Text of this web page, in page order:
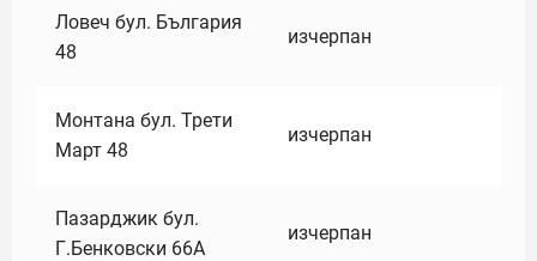
Ловеч бул. България
48
изчерпан
Монтана бул. Трети
Март 48
изчерпан
Пазарджик бул.
Г.Бенковски 66А
изчерпан